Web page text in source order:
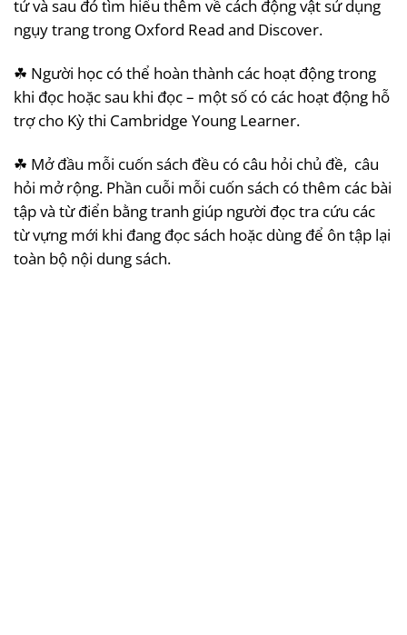
tử và sau đó tìm hiểu thêm về cách động vật sử dụng
ngụy trang trong Oxford Read and Discover.
☘ Người học có thể hoàn thành các hoạt động trong
khi đọc hoặc sau khi đọc – một số có các hoạt động hỗ
trợ cho Kỳ thi Cambridge Young Learner.
☘ Mở đầu mỗi cuốn sách đều có câu hỏi chủ đề, câu
hỏi mở rộng. Phần cuỗi mỗi cuốn sách có thêm các bài
tập và từ điển bằng tranh giúp người đọc tra cứu các
từ vựng mới khi đang đọc sách hoặc dùng để ôn tập lại
toàn bộ nội dung sách.